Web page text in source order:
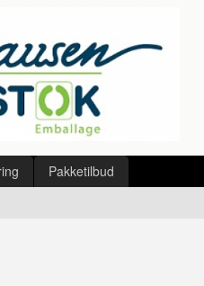
Pakketilbud